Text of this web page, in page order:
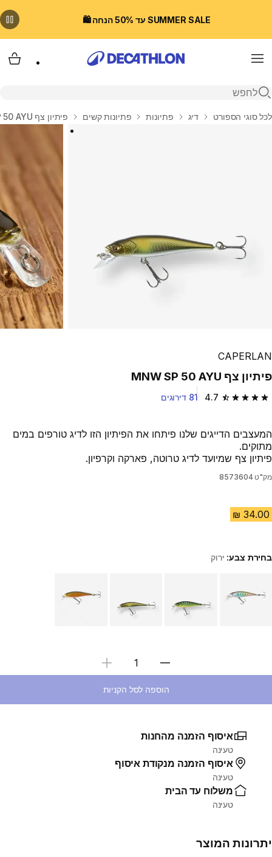
SUMMER SALE עד 50% הנחה 🛍️
Menu
פתיחת חיפוש
בית
לכל סוגי הספורט דיג פתיונות פתיונות קשים פיתיון צף MNW SP 50 AYU
CAPERLAN
פיתיון צף MNW SP 50 AYU
4.7 4.7 out of 5 stars from 81 reviews 81 דירוגים
המעצבים הדייגים שלנו פיתחו את הפיתיון הזו לדיג טורפים במים
מתוקים.
פיתיון צף שמיועד לדיג טרוטה, פארקה וקרפיון.
מק"ט 8573604
בחירת צבע: ירוק
בחירת כמות
הוספה לסל הקניות
איסוף הזמנה מהחנות
טעינה
איסוף הזמנה מנקודת איסוף
טעינה
משלוח עד הבית
טעינה
יתרונות המוצר